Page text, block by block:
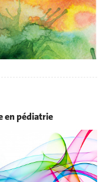
en pédiatrie